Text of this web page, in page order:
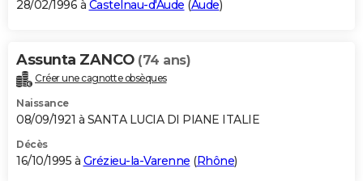
28/02/1996 à Castelnau-d'Aude (Aude)
Assunta ZANCO (74 ans)
Créer une cagnotte obsèques
Naissance
08/09/1921 à SANTA LUCIA DI PIANE ITALIE
Décès
16/10/1995 à Grézieu-la-Varenne (Rhône)